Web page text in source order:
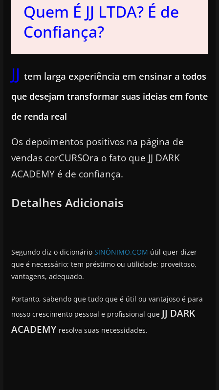
Quem É JJ LTDA? É de
Confiança?
JJ tem larga experiência em ensinar a todos
que desejam transformar suas ideias em fonte
de renda real
Os depoimentos positivos na página de
vendas corCURSOra o fato que JJ DARK
ACADEMY é de confiança.
Detalhes Adicionais
Segundo diz o dicionário SINÔNIMO.COM útil quer dizer
que é necessário; tem préstimo ou utilidade; proveitoso,
vantagens, adequado.
Portanto, sabendo que tudo que é útil ou vantajoso é para
nosso crescimento pessoal e profissional que JJ DARK
ACADEMY resolva suas necessidades.